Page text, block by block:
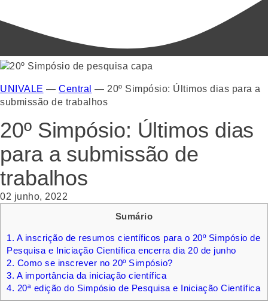
UNIVALE — Central — 20º Simpósio: Últimos dias para a
submissão de trabalhos
20º Simpósio: Últimos dias
para a submissão de
trabalhos
02 junho, 2022
Sumário
1. A inscrição de resumos científicos para o 20º Simpósio de
Pesquisa e Iniciação Científica encerra dia 20 de junho
2. Como se inscrever no 20º Simpósio?
3. A importância da iniciação científica
4. 20ª edição do Simpósio de Pesquisa e Iniciação Científica